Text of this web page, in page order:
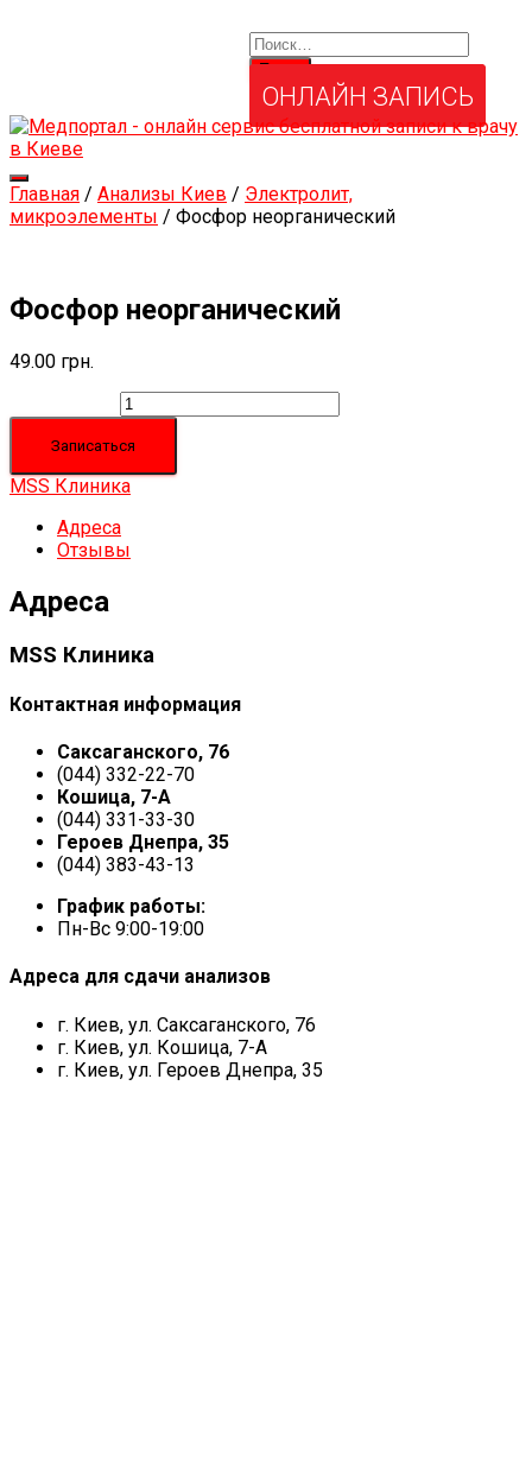
ОНЛАЙН ЗАПИСЬ
Переключить
навигацию
Главная / Анализы Киев / Электролит,
микроэлементы / Фосфор неорганический
Фосфор неорганический
49.00 грн.
Записаться
MSS Клиника
Адреса
Отзывы
Адреса
MSS Клиника
Контактная информация
Саксаганского, 76
(044) 332-22-70
Кошица, 7-А
(044) 331-33-30
Героев Днепра, 35
(044) 383-43-13
График работы:
Пн-Вс 9:00-19:00
Адреса для сдачи анализов
г. Киев, ул. Саксаганского, 76
г. Киев, ул. Кошица, 7-А
г. Киев, ул. Героев Днепра, 35